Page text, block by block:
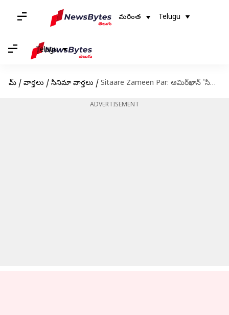
మరింత Telugu
Telugu
హోమ్ / వార్తలు / సినిమా వార్తలు / Sitaare Zameen Par: ఆమిర్‌ఖాన్ 'సితారే జమీన్ పర్‌' ట్రైల‌ర్ ఈరోజు రాత్రి విడుదల
ADVERTISEMENT